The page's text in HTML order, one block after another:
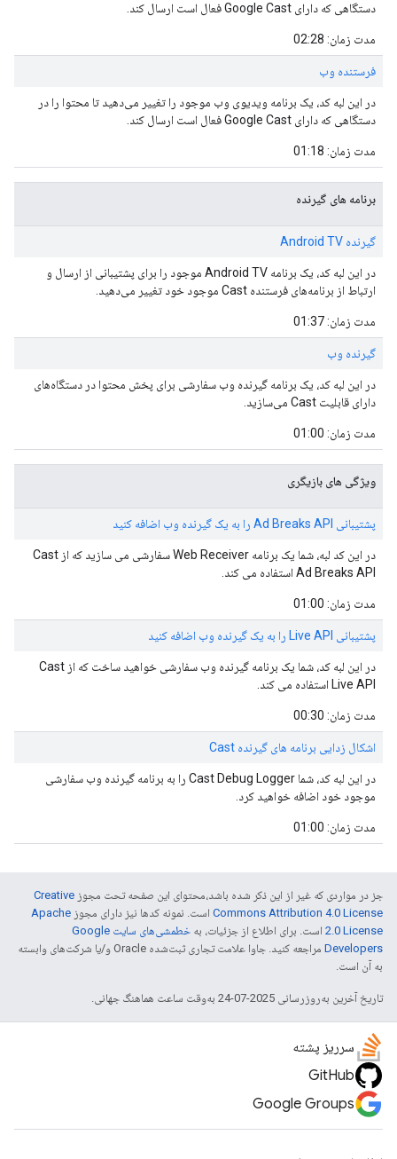
دستگاهی که دارای Google Cast فعال است ارسال کند.
مدت زمان: 02:28
فرستنده وب
در این لبه کد، یک برنامه ویدیوی وب موجود را تغییر می‌دهید تا محتوا را در
دستگاهی که دارای Google Cast فعال است ارسال کند.
مدت زمان: 01:18
برنامه های گیرنده
گیرنده Android TV
در این لبه کد، یک برنامه Android TV موجود را برای پشتیبانی از ارسال و
ارتباط از برنامه‌های فرستنده Cast موجود خود تغییر می‌دهید.
مدت زمان: 01:37
گیرنده وب
در این لبه کد، یک برنامه گیرنده وب سفارشی برای پخش محتوا در دستگاه‌های
دارای قابلیت Cast می‌سازید.
مدت زمان: 01:00
ویژگی های بازیگری
پشتیبانی Ad Breaks API را به یک گیرنده وب اضافه کنید
در این کد لبه، شما یک برنامه Web Receiver سفارشی می سازید که از Cast
Ad Breaks API استفاده می کند.
مدت زمان: 01:00
پشتیبانی Live API را به یک گیرنده وب اضافه کنید
در این لبه کد، شما یک برنامه گیرنده وب سفارشی خواهید ساخت که از Cast
Live API استفاده می کند.
مدت زمان: 00:30
اشکال زدایی برنامه های گیرنده Cast
در این لبه کد، شما Cast Debug Logger را به برنامه گیرنده وب سفارشی
موجود خود اضافه خواهید کرد.
مدت زمان: 01:00
جز در مواردی که غیر از این ذکر شده باشد،‌محتوای این صفحه تحت مجوز Creative
Commons Attribution 4.0 License است. نمونه کدها نیز دارای مجوز Apache
2.0 License است. برای اطلاع از جزئیات، به
خطمشی‌های سایت Google
Developers‏
مراجعه کنید. جاوا علامت تجاری ثبت‌شده Oracle و/یا شرکت‌های وابسته
به آن است.
تاریخ آخرین به‌روزرسانی 2025-07-24 به‌وقت ساعت هماهنگ جهانی.
سرریز پشته
GitHub
Google Groups